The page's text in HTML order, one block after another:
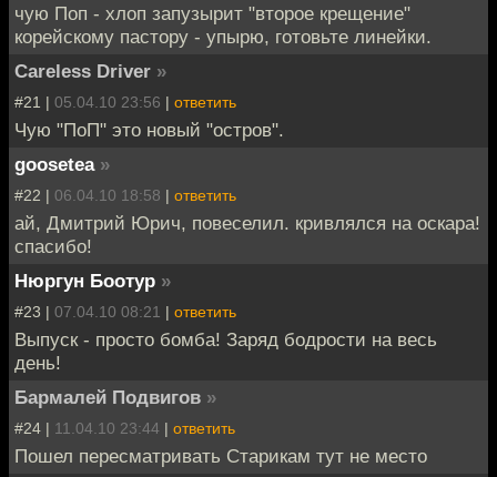
чую Поп - хлоп запузырит "второе крещение"
корейскому пастору - упырю, готовьте линейки.
Careless Driver »
#21 | 05.04.10 23:56 | ответить
Чую "ПоП" это новый "остров".
goosetea »
#22 | 06.04.10 18:58 | ответить
ай, Дмитрий Юрич, повеселил. кривлялся на оскара!
спасибо!
Нюргун Боотур »
#23 | 07.04.10 08:21 | ответить
Выпуск - просто бомба! Заряд бодрости на весь
день!
Бармалей Подвигов »
#24 | 11.04.10 23:44 | ответить
Пошел пересматривать Старикам тут не место